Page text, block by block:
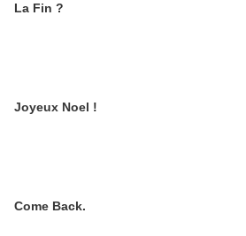
La Fin ?
Joyeux Noel !
Come Back.